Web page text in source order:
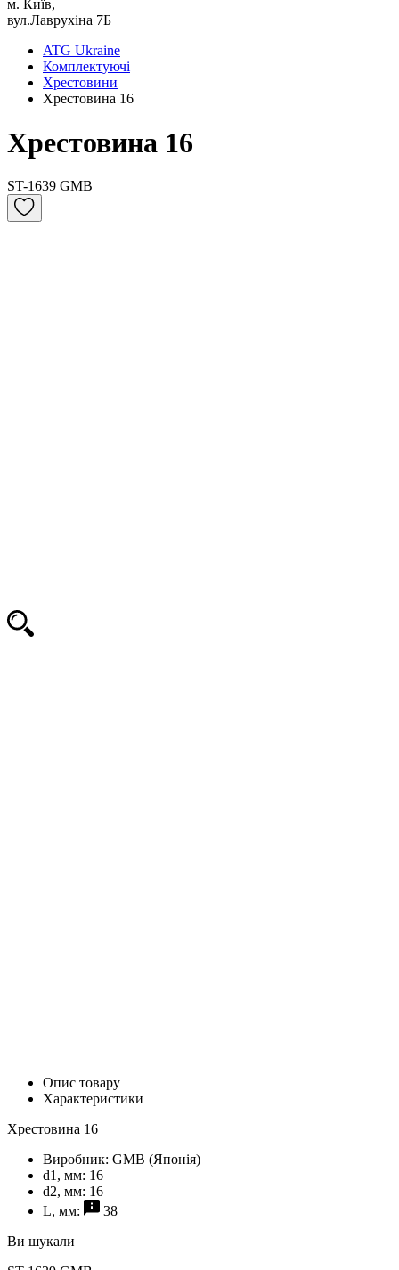
м. Київ,
вул.Лаврухіна 7Б
ATG Ukraine
Комплектуючі
Хрестовини
Хрестовина 16
Хрестовина 16
ST-1639 GMB
Опис товару
Характеристики
Хрестовина 16
Виробник: GMB (Японія)
d1, мм: 16
d2, мм: 16
L, мм:
38
Ви шукали